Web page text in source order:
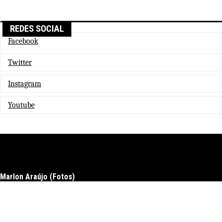
REDES SOCIAL
Facebook
Twitter
Instagram
Youtube
Marlon Araújo (Fotos)